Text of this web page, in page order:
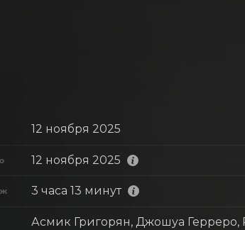
12 ноября 2025
12 ноября 2025
3 часа 13 минут
Асмик Григорян, Джошуа